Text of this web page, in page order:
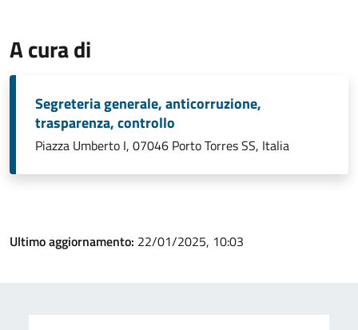
A cura di
Segreteria generale, anticorruzione,
trasparenza, controllo
Piazza Umberto I, 07046 Porto Torres SS, Italia
Ultimo aggiornamento: 22/01/2025, 10:03